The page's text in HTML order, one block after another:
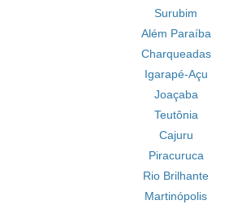
Surubim
Além Paraíba
Charqueadas
Igarapé-Açu
Joaçaba
Teutônia
Cajuru
Piracuruca
Rio Brilhante
Martinópolis